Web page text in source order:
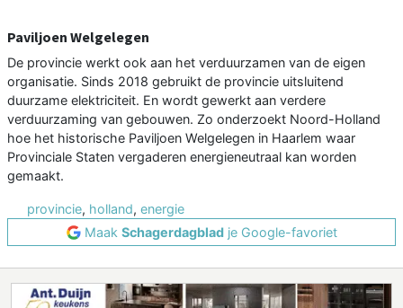
Paviljoen Welgelegen
De provincie werkt ook aan het verduurzamen van de eigen
organisatie. Sinds 2018 gebruikt de provincie uitsluitend
duurzame elektriciteit. En wordt gewerkt aan verdere
verduurzaming van gebouwen. Zo onderzoekt Noord-Holland
hoe het historische Paviljoen Welgelegen in Haarlem waar
Provinciale Staten vergaderen energieneutraal kan worden
gemaakt.
provincie, holland, energie
Maak Schagerdagbladje Google-favoriet